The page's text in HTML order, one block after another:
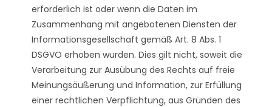
erforderlich ist oder wenn die Daten im
Zusammenhang mit angebotenen Diensten der
Informationsgesellschaft gemäß Art. 8 Abs. 1
DSGVO erhoben wurden. Dies gilt nicht, soweit die
Verarbeitung zur Ausübung des Rechts auf freie
Meinungsäußerung und Information, zur Erfüllung
einer rechtlichen Verpflichtung, aus Gründen des